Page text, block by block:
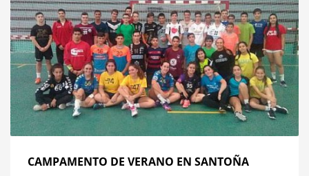
CAMPAMENTO DE VERANO EN SANTOÑA